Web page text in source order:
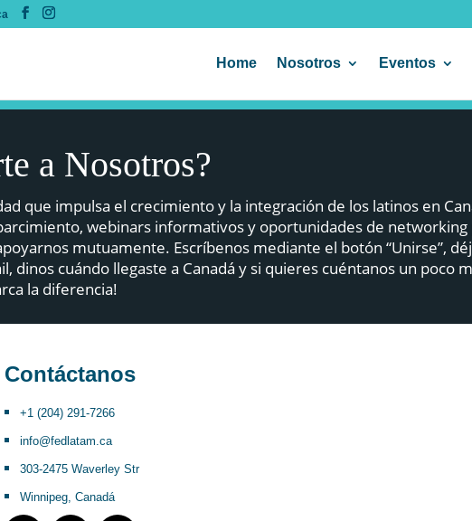
Home Nosotros Eventos
a Nosotros?
que impulsa el crecimiento y la integración de los latinos en
webinars informativos y oportunidades de networking
mutuamente. Escríbenos mediante el botón “Unirse”,
dinos cuándo llegaste a Canadá y si quieres cuéntanos un poco
la diferencia!
Contáctanos
+1 (204) 291-7266
info@fedlatam.ca
303-2475 Waverley Str
Winnipeg, Canadá